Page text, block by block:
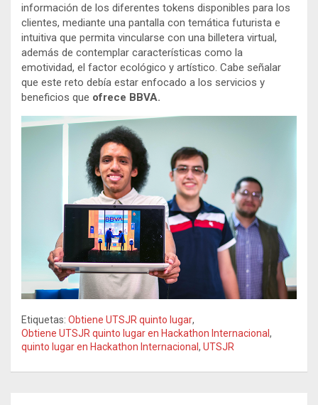
información de los diferentes tokens disponibles para los
clientes, mediante una pantalla con temática futurista e
intuitiva que permita vincularse con una billetera virtual,
además de contemplar características como la
emotividad, el factor ecológico y artístico. Cabe señalar
que este reto debía estar enfocado a los servicios y
beneficios que ofrece BBVA.
Etiquetas: Obtiene UTSJR quinto lugar,
Obtiene UTSJR quinto lugar en Hackathon Internacional,
quinto lugar en Hackathon Internacional, UTSJR